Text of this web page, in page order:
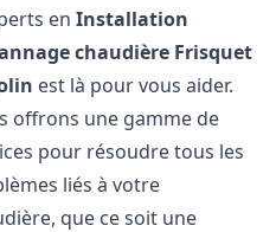
enInstallation
chaudière Frisquet
est là pour vous aider.
offrons une gamme de
pour résoudre tous les
liés à votre
que ce soit une